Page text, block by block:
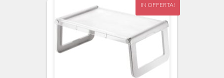
IN OFFERTA!